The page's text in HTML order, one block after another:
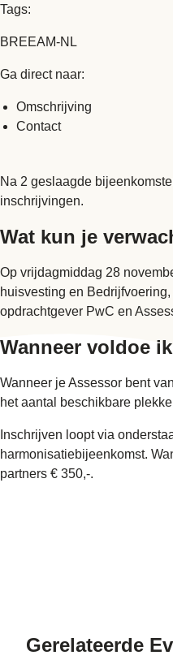
Tags:
BREEAM-NL
Ga direct naar:
Omschrijving
Contact
Na 2 geslaagde
inschrijvingen.
Wat kun je
Op vrijdagmiddag 28
huisvesting en
opdrachtgever PwC en
Wanneer voldoe
Wanneer je Assessor bent
het aantal beschikbare
Inschrijven loopt via
harmonisatiebijeenkomst.
partners € 350,-.
Gerelateerde